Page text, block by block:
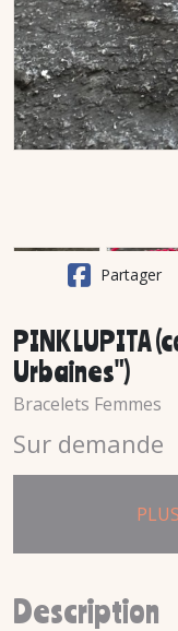
Partager
PINK LUPITA
Urbaines")
Bracelets Femmes
Sur demande
Description